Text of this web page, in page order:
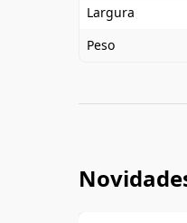
Largura
Peso